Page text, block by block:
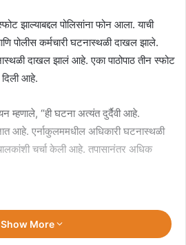
झाल्याबद्दल पोलिसांना फोन आला. याची
पोलीस कर्मचारी घटनास्थळी दाखल झाले.
दाखल झालं आहे. एका पाठोपाठ तीन स्फोट
दिली आहे.
म्हणाले, “ही घटना अत्यंत दुर्दैवी आहे.
आहे. एर्नाकुलममधील अधिकारी घटनास्थळी
चर्चा केली आहे. तपासानंतर अधिक
Show More